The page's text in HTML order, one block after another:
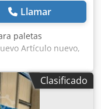
Llamar
paletas
Artículo nuevo,
110 cm, azul
Travesaño con
Precio negociable:
oferta incluye: + 19
Clasificado